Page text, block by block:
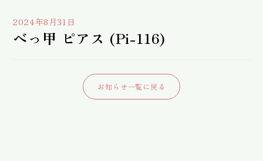
2024年8月31日
べっ甲 ピアス (Pi-116)
お知らせ一覧に戻る